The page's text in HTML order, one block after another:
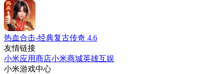
热血合击-经典复古传奇 4.6
友情链接
小米应用商店小米商城英雄互娱
小米游戏中心